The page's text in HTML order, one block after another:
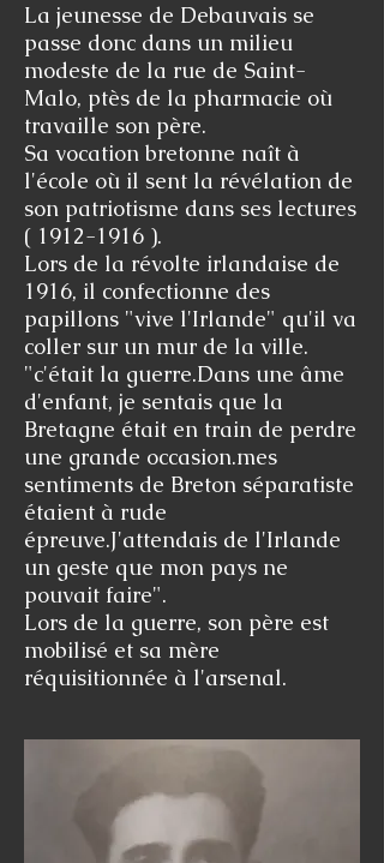
La jeunesse de Debauvais se
passe donc dans un milieu
modeste de la rue de Saint-
Malo, ptès de la pharmacie où
travaille son père.
Sa vocation bretonne naît à
l'école où il sent la révélation de
son patriotisme dans ses lectures
( 1912-1916 ).
Lors de la révolte irlandaise de
1916, il confectionne des
papillons "vive l'Irlande" qu'il va
coller sur un mur de la ville.
"c'était la guerre.Dans une âme
d'enfant, je sentais que la
Bretagne était en train de perdre
une grande occasion.mes
sentiments de Breton séparatiste
étaient à rude
épreuve.J'attendais de l'Irlande
un geste que mon pays ne
pouvait faire".
Lors de la guerre, son père est
mobilisé et sa mère
réquisitionnée à l'arsenal.